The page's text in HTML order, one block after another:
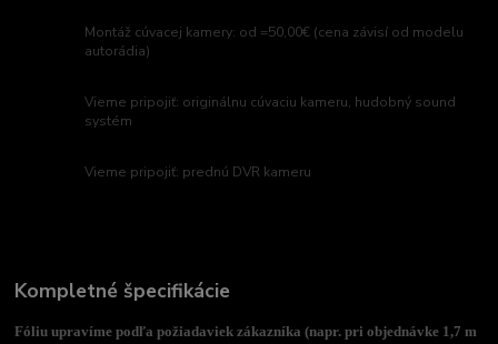
Montáž cúvacej kamery: od =50,00€ (cena závisí od modelu
autorádia)
Vieme pripojiť: originálnu cúvaciu kameru, hudobný sound
systém
Vieme pripojiť: prednú DVR kameru
Kompletné špecifikácie
Fóliu upravíme podľa požiadaviek zákazníka (napr. pri objednávke 1,7 m